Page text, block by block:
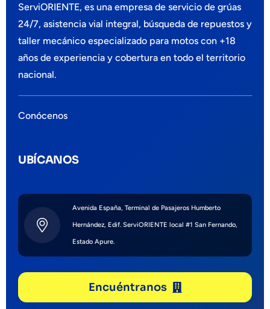
ServiORIENTE, es una empresa de servicio de grúas
24/7, asistencia vial integral, búsqueda de repuestos y
taller mecánico especializado para motos con +18
años de experiencia y cobertura en todo el territorio
nacional.
Conócenos
UBÍCANOS
Avenida España, Terminal de Pasajeros Humberto
Hernández, Edif. ServiORIENTE local #1 San Fernando,
Estado Apure.
Encuéntranos